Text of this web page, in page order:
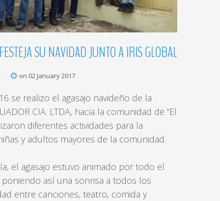
FESTEJASUNAVIDADJUNTOAIRISGLOBAL
on 02 January 2017
se realizo el agasajo navideño de la
CIA. LTDA, hacia la comunidad de “El
diferentes actividades para la
y adultos mayores de la comunidad.
el agasajo estuvo animado por todo el
poniendo así una sonrisa a todos los
entre canciones, teatro, comida y